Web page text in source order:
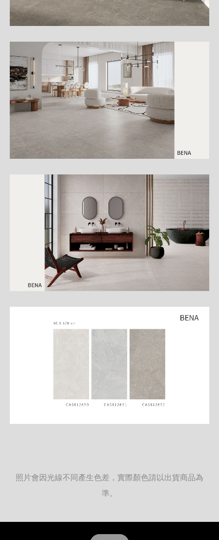
照片會因光線不同產生色差，實際顏色請以出貨商品為
準。